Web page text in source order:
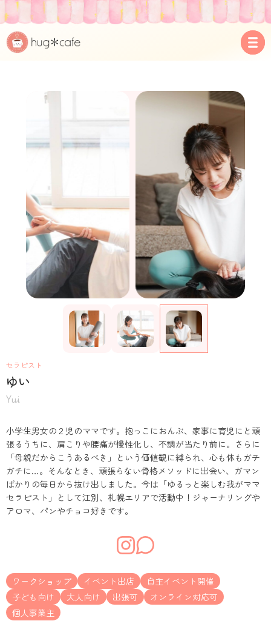
セラピスト
ゆい
Yui
小学生男女の２児のママです。抱っこにおんぶ、家事に育児にと頑
張るうちに、肩こりや腰痛が慢性化し、不調が当たり前に。さらに
「母親だからこうあるべき」という価値観に縛られ、心も体もガチ
ガチに…。そんなとき、頑張らない骨格メソッドに出会い、ガマン
ばかりの毎日から抜け出しました。今は「ゆるっと楽しむ我がママ
セラピスト」として江別、札幌エリアで活動中！ジャーナリングや
アロマ、パンやチョコ好きです。
ワークショップ イベント出店
自主イベント開催
子ども向け
大人向け 出張可
オンライン対応可
個人事業主